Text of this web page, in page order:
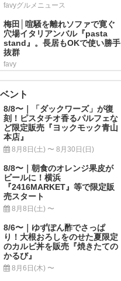
favyグルメニュース
梅田│喧騒を離れソファで寛ぐ
穴場イタリアンバル『pasta
stand』。長居もOKで使い勝手
抜群
favy
ント
8/8〜｜「ダックワーズ」が復
刻！ピスタチオ香るパルフェな
ど限定販売『ヨックモック青山
本店』
8月8日(土) 〜 8月30日(日)
8/8〜｜朝食のオレンジ果皮が
ビールに！横浜
『2416MARKET』等で限定販
売スタート
8月8日(土) 〜
8/6〜｜ゆずぽん酢でさっぱ
り！大根おろしをのせた夏限定
のカルビ丼を販売『焼きたての
かるび』
8月6日(木) 〜